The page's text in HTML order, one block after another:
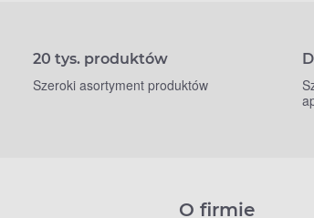
20 tys. produktów
Szeroki asortyment produktów
O firmie